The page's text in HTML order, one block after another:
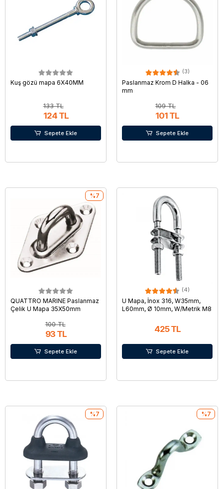
Kuş gözü mapa 6X40MM
133 TL
124 TL
Sepete Ekle
(3)
Paslanmaz Krom D Halka - 06
mm
109 TL
101 TL
Sepete Ekle
QUATTRO MARINE Paslanmaz
Çelik U Mapa 35X50mm
100 TL
93 TL
%7
Sepete Ekle
(4)
U Mapa, İnox 316, W35mm,
L60mm, Ø 10mm, W/Metrik M8
425 TL
Sepete Ekle
%7 %7